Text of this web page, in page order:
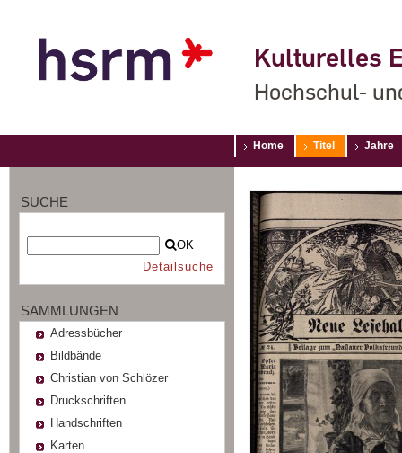
Kulturelles
Hochschul-
Home Titel Jahre
SUCHE
OK
Detailsuche
SAMMLUNGEN
Adressbücher
Bildbände
Christian von Schlözer
Druckschriften
Handschriften
Karten